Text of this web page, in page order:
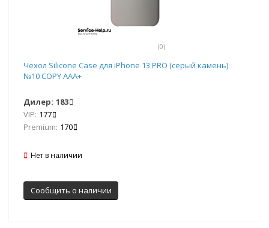
(0)
Чехол Silicone Case для iPhone 13 PRO (серый камень)
№10 COPY AAA+
Дилер: 183
VIP: 177
Premium: 170
Нет в наличии
Сообщить о наличии